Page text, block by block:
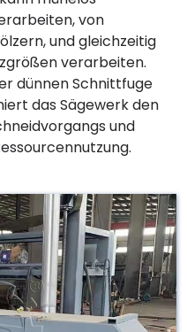
von
und gleichzeitig
verarbeiten.
dünnen Schnittfuge
das Sägewerk den
und